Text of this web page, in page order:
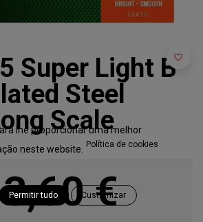
Super Light B
Steel
Scale
€
lhe proporcionar uma melhor
neste website.
Política de cookies
Permitir tudo Customizar